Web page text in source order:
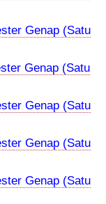
Genap (Satu
Genap (Satu
Genap (Satu
Genap (Satu
Genap (Satu